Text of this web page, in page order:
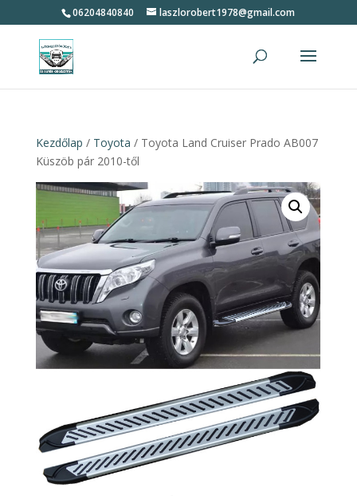
06204840840 laszlorobert1978@gmail.com
Kezdőlap / Toyota / Toyota Land Cruiser Prado AB007
Küszöb pár 2010-től